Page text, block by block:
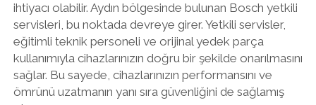
ihtiyacı olabilir. Aydın bölgesinde bulunan Bosch yetkili
servisleri, bu noktada devreye girer. Yetkili servisler,
eğitimli teknik personeli ve orijinal yedek parça
kullanımıyla cihazlarınızın doğru bir şekilde onarılmasını
sağlar. Bu sayede, cihazlarınızın performansını ve
ömrünü uzatmanın yanı sıra güvenliğini de sağlamış